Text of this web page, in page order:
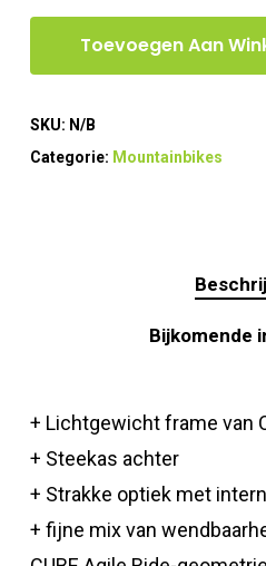
Toevoegen Aan
SKU: N/B
Categorie: Mountainbikes
Bijkomende
+ Lichtgewicht frame van
+ Steekas achter
+ Strakke optiek met
+ fijne mix van